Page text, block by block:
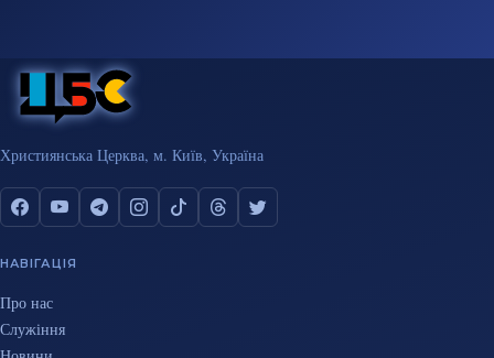
Християнська Церква, м. Київ, Україна
НАВІГАЦІЯ
Про нас
Служіння